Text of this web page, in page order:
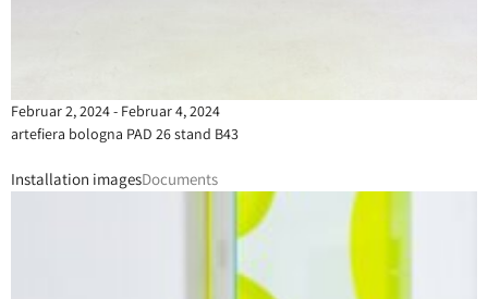
Februar 2, 2024 - Februar 4, 2024
artefiera bologna PAD 26 stand B43
Installation imagesDocuments